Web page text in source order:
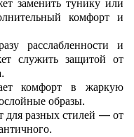
комфорт и
расслабленности и
служить защитой от
комфорт в жаркую
образы.
для разных стилей — от